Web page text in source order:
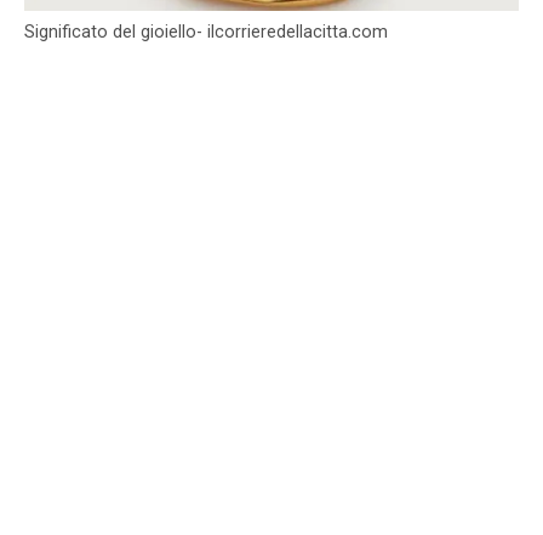
Significato del gioiello- ilcorrieredellacitta.com